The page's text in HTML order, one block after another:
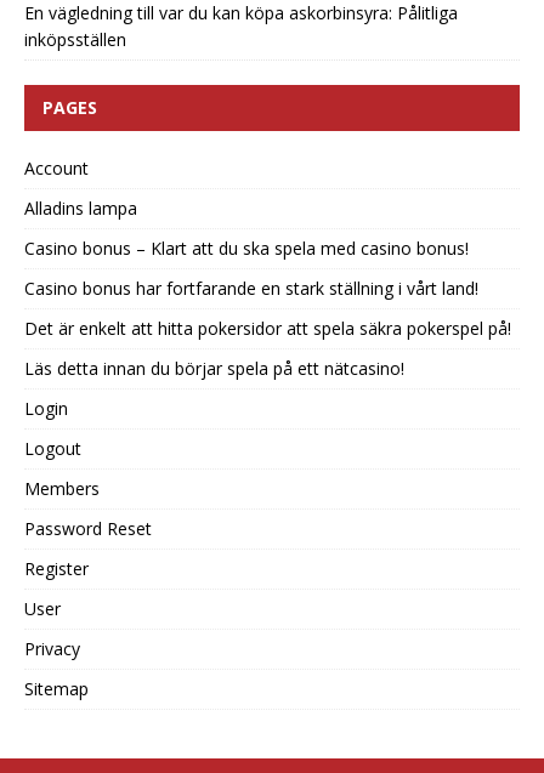
En vägledning till var du kan köpa askorbinsyra: Pålitliga
inköpsställen
PAGES
Account
Alladins lampa
Casino bonus – Klart att du ska spela med casino bonus!
Casino bonus har fortfarande en stark ställning i vårt land!
Det är enkelt att hitta pokersidor att spela säkra pokerspel på!
Läs detta innan du börjar spela på ett nätcasino!
Login
Logout
Members
Password Reset
Register
User
Privacy
Sitemap